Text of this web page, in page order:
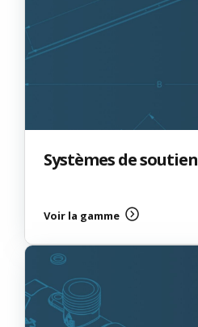
Systèmes de soutien
Voir la gamme